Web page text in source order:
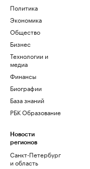
Политика
Экономика
Общество
Бизнес
Технологии и
медиа
Финансы
Биографии
База знаний
РБК Образование
Новости
регионов
Санкт-Петербург
и область